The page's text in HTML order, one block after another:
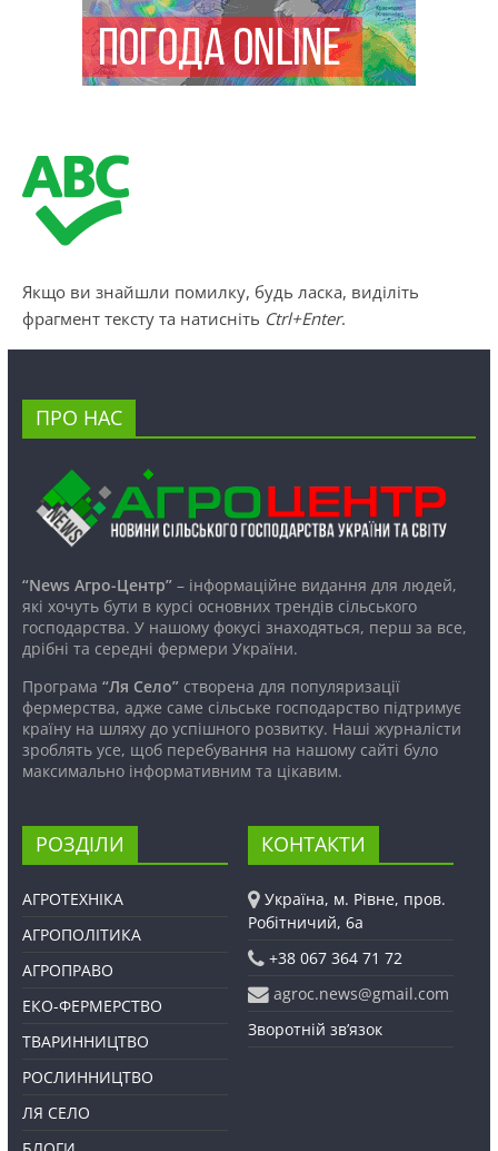
Якщо ви знайшли помилку, будь ласка, виділіть
фрагмент тексту та натисніть Ctrl+Enter.
ПРО НАС
“News Агро-Центр”– інформаційне видання для людей,
які хочуть бути в курсі основних трендів сільського
господарства. У нашому фокусі знаходяться, перш за все,
дрібні та середні фермери України.
Програма “Ля Село”створена для популяризації
фермерства, адже саме сільське господарство підтримує
країну на шляху до успішного розвитку. Наші журналісти
зроблять усе, щоб перебування на нашому сайті було
максимально інформативним та цікавим.
РОЗДІЛИ
АГРОТЕХНІКА
АГРОПОЛІТИКА
АГРОПРАВО
ЕКО-ФЕРМЕРСТВО
ТВАРИННИЦТВО
РОСЛИННИЦТВО
ЛЯ СЕЛО
КОНТАКТИ
Україна, м. Рівне, пров.
Робітничий, 6а
+38 067 364 71 72
agroc.news@gmail.com
Зворотній зв’язок